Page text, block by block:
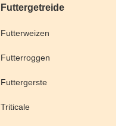
Futtergetreide
Futterweizen
Futterroggen
Futtergerste
Triticale